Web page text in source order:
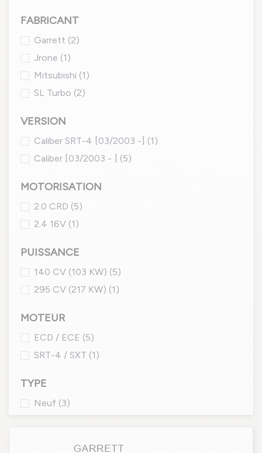
FABRICANT
Garrett (2)
Jrone (1)
Mitsubishi (1)
SL Turbo (2)
VERSION
Caliber SRT-4 [03/2003 -] (1)
Caliber [03/2003 - ] (5)
MOTORISATION
2.0 CRD (5)
2.4 16V (1)
PUISSANCE
140 CV (103 KW) (5)
295 CV (217 KW) (1)
MOTEUR
ECD / ECE (5)
SRT-4 / SXT (1)
TYPE
Neuf (3)